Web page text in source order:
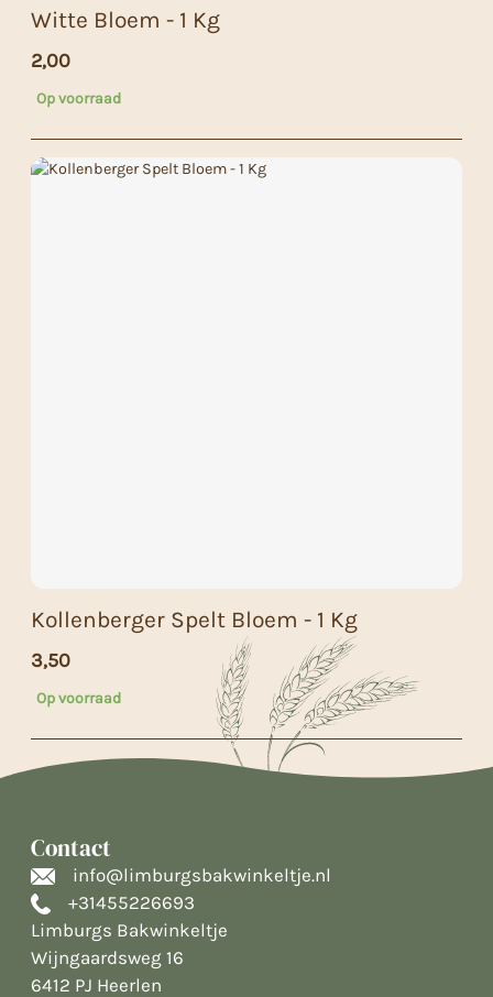
Witte Bloem - 1 Kg
2,00
Op voorraad
Kollenberger Spelt Bloem - 1 Kg
3,50
Op voorraad
Contact
info@limburgsbakwinkeltje.nl
+31455226693
Limburgs Bakwinkeltje
Wijngaardsweg 16
6412 PJ Heerlen